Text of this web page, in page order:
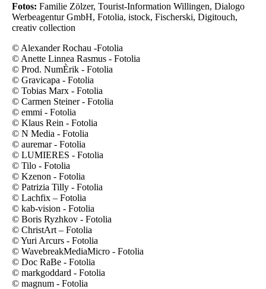
Fotos: Familie Zölzer, Tourist-Information Willingen, Dialogo
Werbeagentur GmbH, Fotolia, istock, Fischerski, Digitouch,
creativ collection
© Alexander Rochau -Fotolia
© Anette Linnea Rasmus - Fotolia
© Prod. NumÈrik - Fotolia
© Gravicapa - Fotolia
© Tobias Marx - Fotolia
© Carmen Steiner - Fotolia
© emmi - Fotolia
© Klaus Rein - Fotolia
© N Media - Fotolia
© auremar - Fotolia
© LUMIERES - Fotolia
© Tilo - Fotolia
© Kzenon - Fotolia
© Patrizia Tilly - Fotolia
© Lachfix – Fotolia
© kab-vision - Fotolia
© Boris Ryzhkov - Fotolia
© ChristArt – Fotolia
© Yuri Arcurs - Fotolia
© WavebreakMediaMicro - Fotolia
© Doc RaBe - Fotolia
© markgoddard - Fotolia
© magnum - Fotolia